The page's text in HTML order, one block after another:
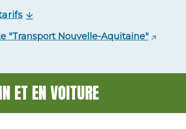
"Transport Nouvelle-Aquitaine"
ET EN VOITURE